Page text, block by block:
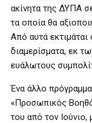
ακίνητα της ΔΥΠΑ
τα οποία θα
Από αυτά
διαμερίσματα, εκ
ευάλωτους
Ένα άλλο
«Προσωπικός
του από τον